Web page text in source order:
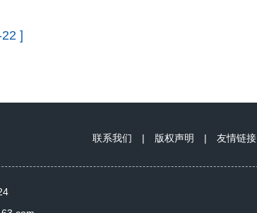
]
联系我们 | 版权声明 | 友情链接